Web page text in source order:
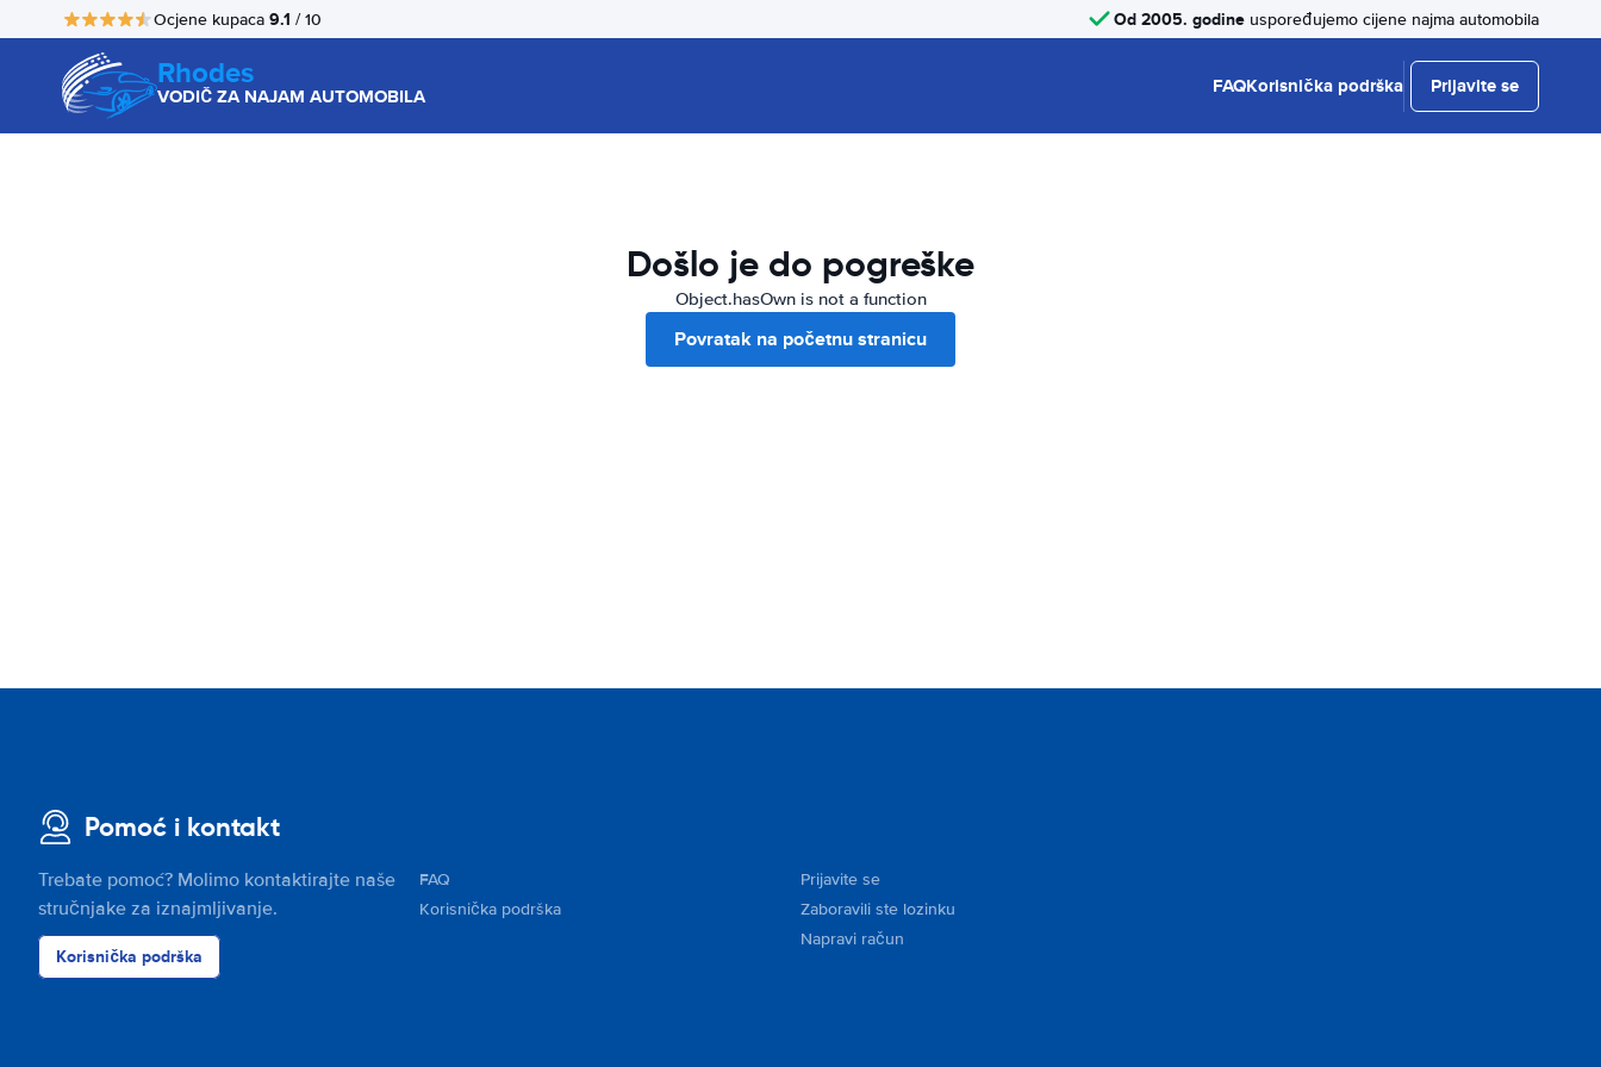
Ocjene kupaca 9.1 / 10 Od 2005. godine uspoređujemo cijene najma automobila
Rhodes
VODIČ ZA NAJAM AUTOMOBILA FAQKorisnička podrška Prijavite se
Došlo je do pogreške
Object.hasOwn is not a function
Povratak na početnu stranicu
Pomoć i kontakt
Trebate pomoć? Molimo kontaktirajte naše
stručnjake za iznajmljivanje.
Korisnička podrška
FAQ
Korisnička podrška
Prijavite se
Zaboravili ste lozinku
Napravi račun